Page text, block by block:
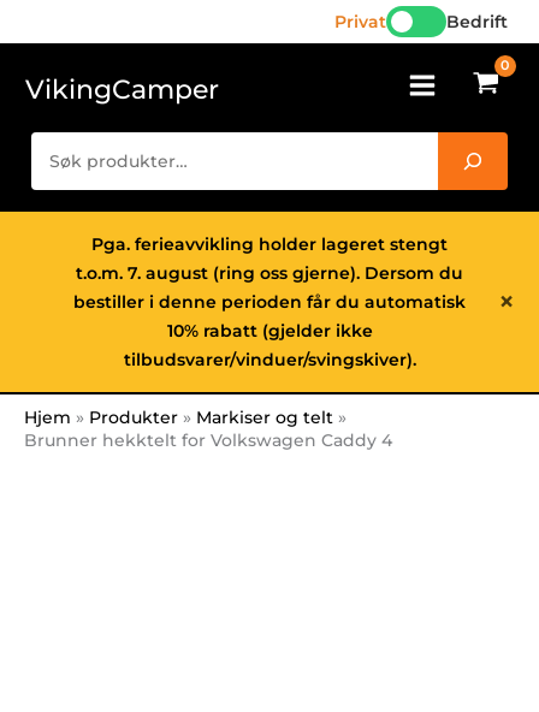
rett
innholdet
Privat Bedrift
VikingCamper
×
Pga. ferieavvikling holder lageret stengt
t.o.m. 7. august (ring oss gjerne). Dersom du
bestiller i denne perioden får du automatisk
10% rabatt (gjelder ikke
tilbudsvarer/vinduer/svingskiver).
Hjem Produkter
Markiser og telt
Brunner hekktelt for Volkswagen Caddy 4
antall